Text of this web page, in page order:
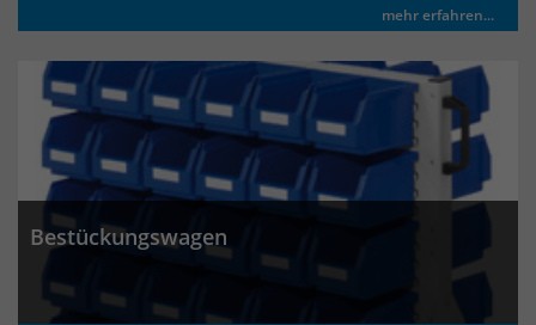
mehr erfahren...
Bestückungswagen
Zweck
Das Cookie wird gesetzt um zu
überprüfen ob der Browser erlaubt
Cookies zu setzen. Es wird direkt nach
demTest wieder gelöscht.